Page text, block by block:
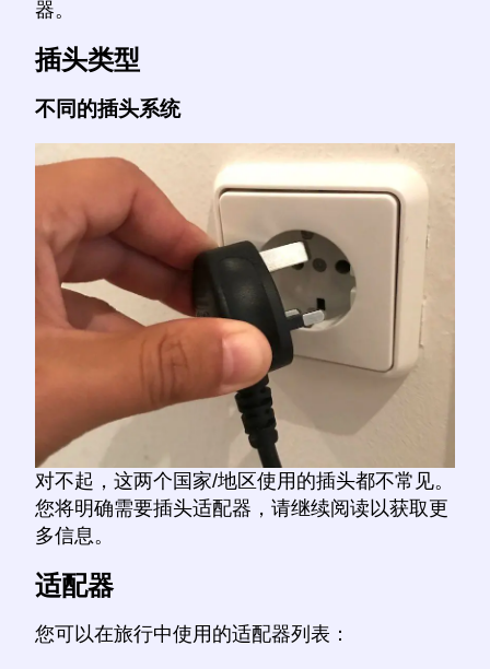
器。
插头类型
不同的插头系统
对不起，这两个国家/地区使用的插头都不常见。
您将明确需要插头适配器，请继续阅读以获取更
多信息。
适配器
您可以在旅行中使用的适配器列表：